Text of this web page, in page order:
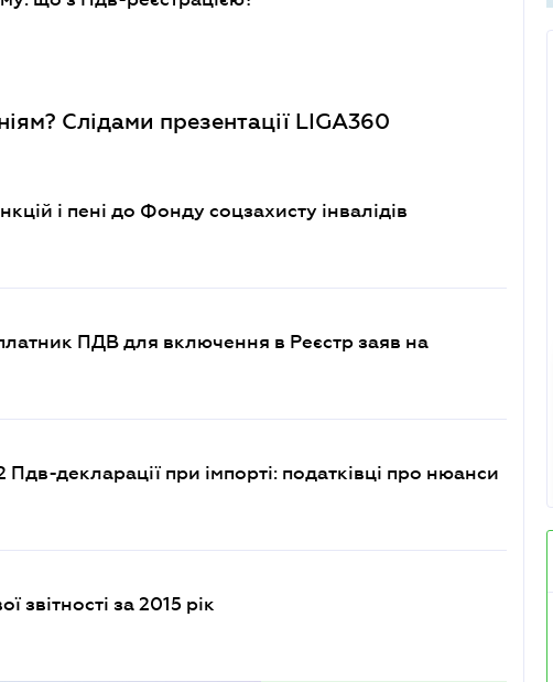
Слідами презентації LIGA360
і пені до Фонду соцзахисту інвалідів
ПДВ для включення в Реєстр заяв на
декларації при імпорті: податківці про нюанси
звітності за 2015 рік